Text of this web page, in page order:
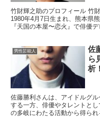
竹財輝之助のプロフィール 竹
1980年4月7日生まれ、熊本県
『天国の本屋〜恋火』で俳優
男性芸能人
佐
ら
析！
佐藤勝利さんは、アイドルグ
する一方、俳優やタレントと
の多岐にわたる活動から得ら